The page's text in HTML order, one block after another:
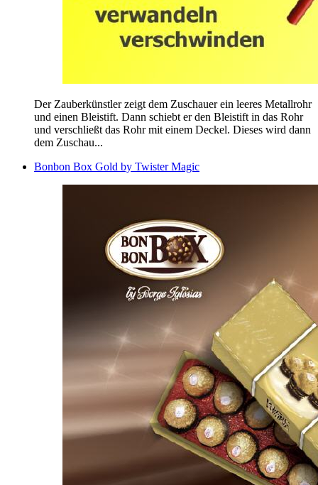
Der Zauberkünstler zeigt dem Zuschauer ein leeres Metallrohr
und einen Bleistift. Dann schiebt er den Bleistift in das Rohr
und verschließt das Rohr mit einem Deckel. Dieses wird dann
dem Zuschau...
Bonbon Box Gold by Twister Magic